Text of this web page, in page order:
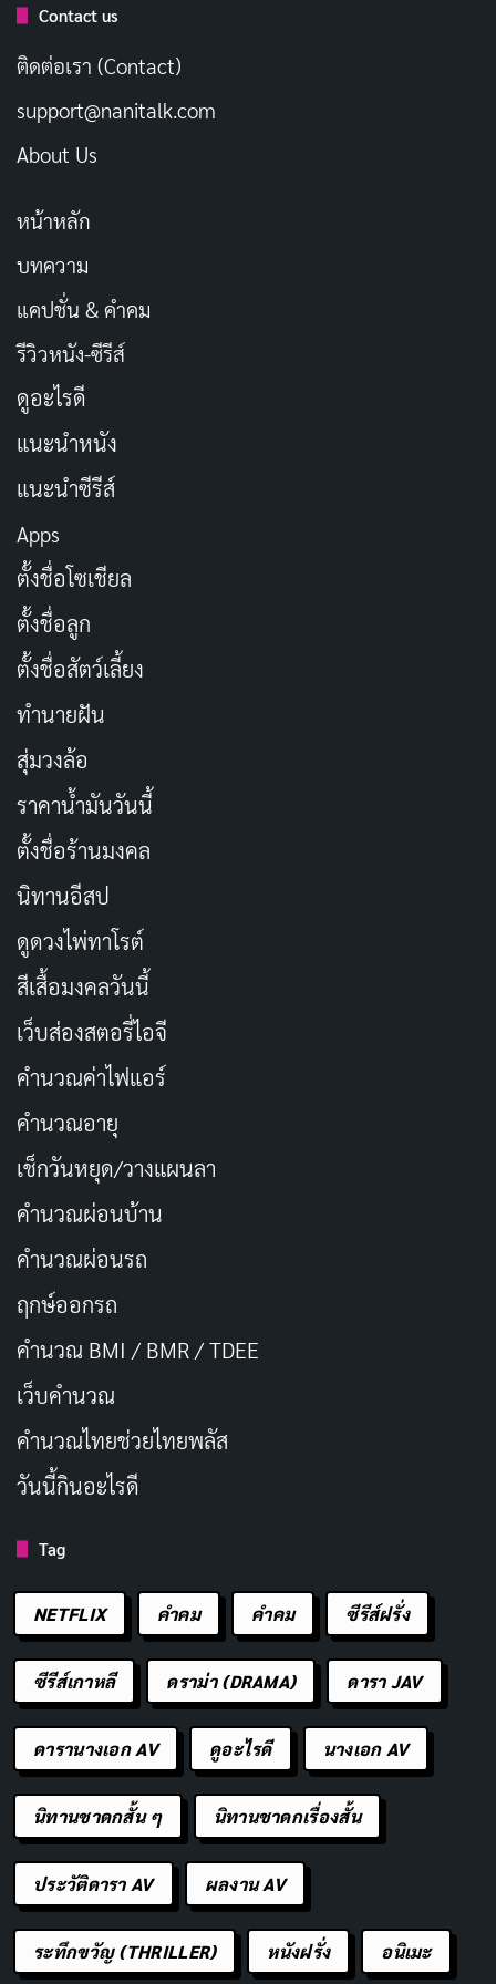
เลียนตัวละครหลัก แม้โทจิมะจะมีพฤติกรรมที่แตกต่างจาก
เราจะได้เห็นว่าความหลงใหลของเขาไม่ใช่เรื่องตลก แต่เป็น
ความมุ่งมั่นที่จริงใจที่น่าชื่นชม แม้เขาจะถูกทุบตีจนหมด
สภาพในขณะที่พยายามช่วยเหลือสาวคนเดียวกับที่เคย
เขาอาจจะดู
เสนอในฐานะคนที่มีแรงขับเคลื่อนในการทำสิ่งที่ถูกต้อง
และตื่นเต้นเมื่อมีโอกาสที่จะได้สู้กับศัตรูตัวฉกาจในฐานะ
มาสค์ไรเดอร์ เขายังเป็นแค่คนธรรมดาที่ชอบกินทาโกะยากิ
และบังเอิญอายุ 40 ปี ทั้งหมดนี้รวมกันเป็นจุดเริ่มต้นของ
เรื่องราวที่มีศักยภาพที่จะกลายเป็นสิ่งที่ยิ่งใหญ่กว่านั้น ใน
ขณะที่โทจิมะติดตามชะตากรรมที่เขาประกาศไว้เอง และ
จุดที่น่าสนใจที่สุดของอนิเมะเรื่องนี้คือการผสมผสาน
ระหว่างความตลก
เล็กน้อยว่าเราควรจะรับชมอนิเมะเรื่องนี้ในมุมไหน โทจิมะ
จริงจังกับการเป็นมาสค์ไรเดอร์อย่างมาก นั่นคือเป้าหมาย
เดียวของเขาในการมีพลังและเป็นฮีโร่ เราจะได้เห็นการ
ต่อสู้ภายในของเขาเมื่อเขาต้องเผชิญกับความจริงที่ว่าตอน
อายุ 40 ปีแล้ว เขายังไม่ได้เป็นฮีโร่ที่เขาปรารถนา ความขัด
ในอีกด้านหนึ่ง อนิเมะเรื่องนี้รู้สึกเหมือนเป็น
แย้งกับความจริงจังของโทจิมะ และทำให้เรารู้สึกว่าเราควร
จะหัวเราะกับเขาหรือเปล่า แต่ความจริงแล้วสิ่งที่เรา
ต้องการคือได้เห็นเขา
ผสมผสานระหว่างโทนเรื่องราวทำให้เราต้องปรับตัวในการ
รับชม แต่โชคดีที่มีสัญญาณบอกว่าโทจิมะจะได้เป็นฮีโร่ใน
ที่สุด คำถามคือจะเป็นอย่างไร
หลังจากได้ดูและคิดทบทวนหลายครั้ง ต้องยอมรับว่าอนิเมะ
Tojima Wants to Be a Kamen Rider
เราอยากติดตามดูการเปลี่ยนแปลงของเขาจาก
ราวที่มีศูนย์กลางอยู่ที่ซูเปอร์ฮีโร่วัยกลางคน ในแบบของเรา
เอง เราสนใจจริงๆ และหวังว่าเราจะได้เห็นโทจิมะกลายเป็น
คนที่เขารู้ว่าเขาเป็น และช่วยเหลือคนอื่นในขณะที่ทำมัน
การที่อนิเมะเลือกที่จะนำเสนอตัวละครหลักที่มีอายุ 40 ปี
แทนที่จะเป็นวัยรุ่นทั่วไปถือเป็นการตัดสินใจที่กล้าหาญและ
แตกต่าง มันแสดงให้เห็นว่าความฝันไม่มีวันหมดอายุ
การที่เราโตขึ้นไม่ได้หมายความว่าเราต้องทิ้งสิ่งที่เรา
หลงใหลไว้เบื้องหลัง การที่โทจิมะยังคงไล่ตามความฝันของ
เขาถือเป็นแรงบันดาลใจให้กับใครหลายคนที่อาจจะรู้สึกว่า
พวกเขาอายุมากเกินไปที่จะเริ่มต้นใหม่
Contact us
ติดต่อเรา (Contact)
support@nanitalk.com
About Us
หน้าหลัก
บทความ
แคปชั่น & คำคม
รีวิวหนัง-ซีรีส์
ดูอะไรดี
แนะนำหนัง
แนะนำซีรีส์
Apps
ตั้งชื่อโซเชียล
ตั้งชื่อลูก
ตั้งชื่อสัตว์เลี้ยง
ทำนายฝัน
สุ่มวงล้อ
ราคาน้ำมันวันนี้
ตั้งชื่อร้านมงคล
นิทานอีสป
ดูดวงไพ่ทาโรต์
สีเสื้อมงคลวันนี้
เว็บส่องสตอรี่ไอจี
คำนวณค่าไฟแอร์
คำนวณอายุ
เช็กวันหยุด/วางแผนลา
คำนวณผ่อนบ้าน
คำนวณผ่อนรถ
ฤกษ์ออกรถ
คำนวณ BMI / BMR / TDEE
เว็บคํานวณ
คํานวณไทยช่วยไทยพลัส
วันนี้กินอะไรดี
Tag
NETFLIX คำคม คําคม ซีรีส์ฝรั่ง
ซีรีส์เกาหลี ดราม่า (DRAMA) ดารา JAV
ดารานางเอก AV ดูอะไรดี นางเอก AV
นิทานชาดกสั้น ๆ นิทานชาดกเรื่องสั้น
ประวัติดารา AV ผลงาน AV
ระทึกขวัญ (THRILLER) หนังฝรั่ง อนิเมะ